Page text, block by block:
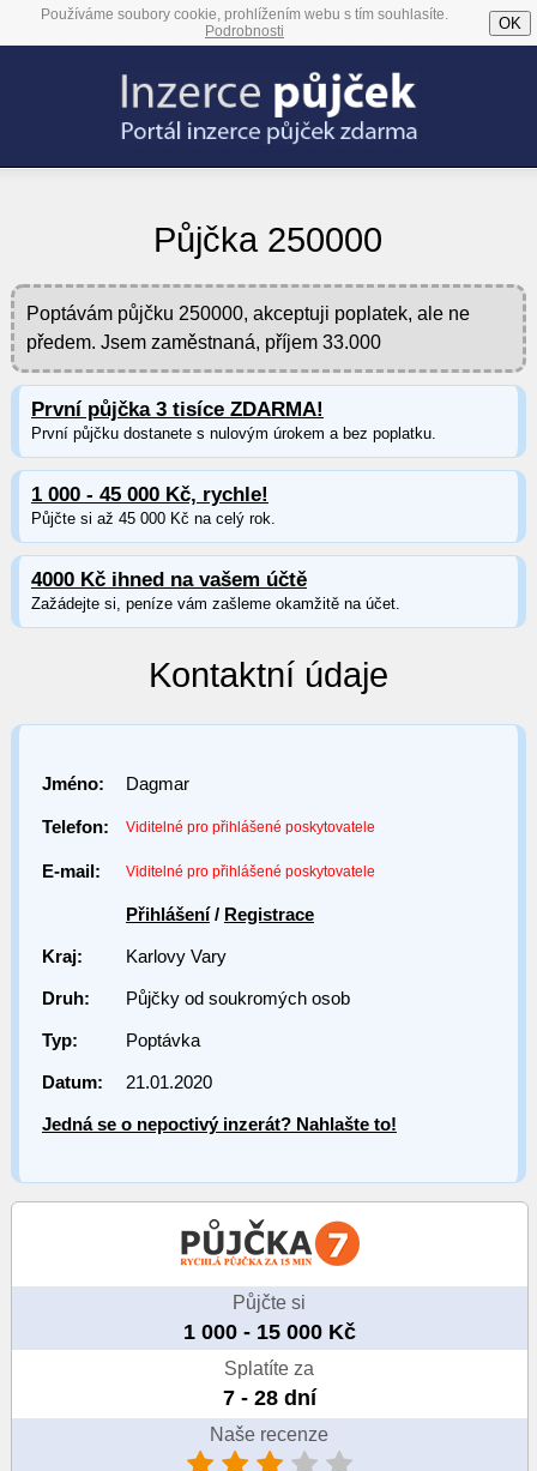
Používáme soubory cookie, prohlížením webu s tím souhlasíte.
Podrobnosti
OK
Půjčka 250000
Poptávám půjčku 250000, akceptuji poplatek, ale ne
předem. Jsem zaměstnaná, příjem 33.000
První půjčka 3 tisíce ZDARMA!
První půjčku dostanete s nulovým úrokem a bez poplatku.
1 000 - 45 000 Kč, rychle!
Půjčte si až 45 000 Kč na celý rok.
4000 Kč ihned na vašem účtě
Zažádejte si, peníze vám zašleme okamžitě na účet.
Kontaktní údaje
Jméno: Dagmar
Telefon: Viditelné pro přihlášené poskytovatele
E-mail: Viditelné pro přihlášené poskytovatele
Přihlášení/ Registrace
Kraj: Karlovy Vary
Druh: Půjčky od soukromých osob
Typ: Poptávka
Datum: 21.01.2020
Jedná se o nepoctivý inzerát? Nahlašte to!
Půjčte si
1 000 - 15 000 Kč
Splatíte za
7 - 28 dní
Naše recenze